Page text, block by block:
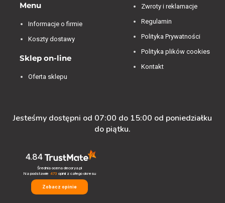
Menu
Informacje o firmie
Koszty dostawy
Sklep on-line
Oferta sklepu
Zwroty i reklamacje
Regulamin
Polityka Prywatności
Polityka plików cookies
Kontakt
Jesteśmy dostępni od 07:00 do 15:00 od poniedziałku
do piątku.
4.84
Średnia ocena decorya.pl
Na podstawie 473 opinii z całego okresu
Zobacz opinie